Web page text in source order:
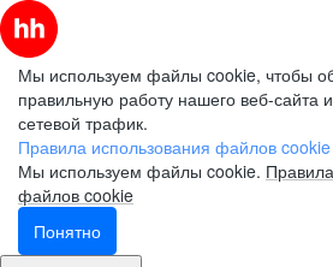
Мы используем файлы cookie, чтобы
правильную работу нашего веб-сайта
сетевой трафик.
Правила использования файлов cookie
Мы используем файлы cookie.
файлов cookie
Понятно